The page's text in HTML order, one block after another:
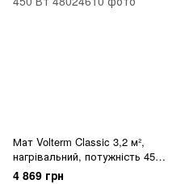
Мат Volterm Classic 3,2 м²,
нагрівальний, потужність 450
Вт
4 869 грн